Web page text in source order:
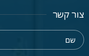
צור קשר